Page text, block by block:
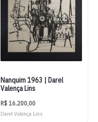
Nanquim 1963 | Darel
Valença Lins
R$16.200,00
Darel Valença Lins